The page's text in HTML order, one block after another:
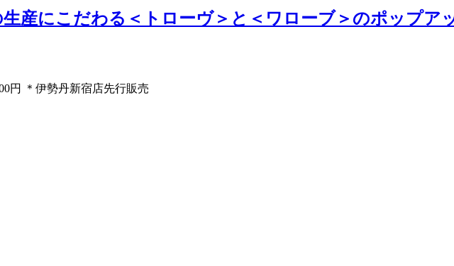
産にこだわる＜トローヴ＞と＜ワローブ＞のポップア
円 ＊伊勢丹新宿店先行販売